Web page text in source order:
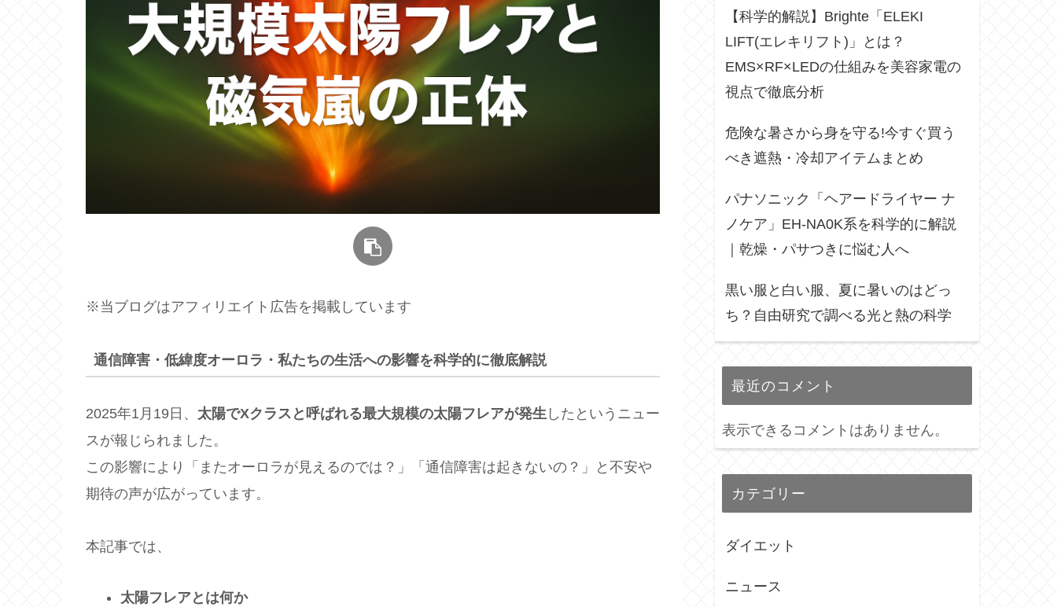
※当ブログはアフィリエイト広告を掲載しています
通信障害・低緯度オーロラ・私たちの生活への影響を科学的に徹底解説
2025年1月19日、 太陽でXクラスと呼ばれる最大規模の太陽フレアが発生 したというニュー
スが報じられました。
この影響により「またオーロラが見えるのでは？」「通信障害は起きないの？」と不安や
期待の声が広がっています。
本記事では、
太陽フレアとは何か
【科学的解説】Brighte「ELEKI
LIFT(エレキリフト)」とは？
EMS×RF×LEDの仕組みを美容家電の
視点で徹底分析
危険な暑さから身を守る!今すぐ買う
べき遮熱・冷却アイテムまとめ
パナソニック「ヘアードライヤー ナ
ノケア」EH-NA0K系を科学的に解説
｜乾燥・パサつきに悩む人へ
黒い服と白い服、夏に暑いのはどっ
ち？自由研究で調べる光と熱の科学
最近のコメント
表示できるコメントはありません。
カテゴリー
ダイエット
ニュース